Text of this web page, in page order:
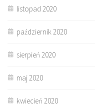
listopad 2020
październik 2020
sierpień 2020
maj 2020
kwiecień 2020